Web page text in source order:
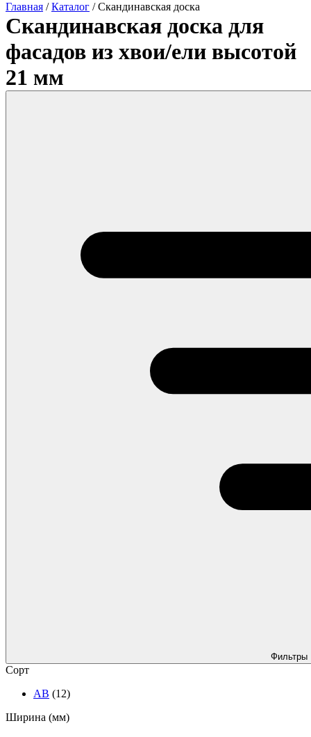
Главная /Каталог /Скандинавская доска
Скандинавская доска для
фасадов из хвои/ели высотой
21 мм
Фильтры
Сорт
АВ (12)
Ширина (мм)